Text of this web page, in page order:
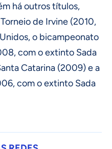
há outros títulos,
de Irvine (2010,
o bicampeonato
com o extinto Sada
Catarina (2009) e a
com o extinto Sada